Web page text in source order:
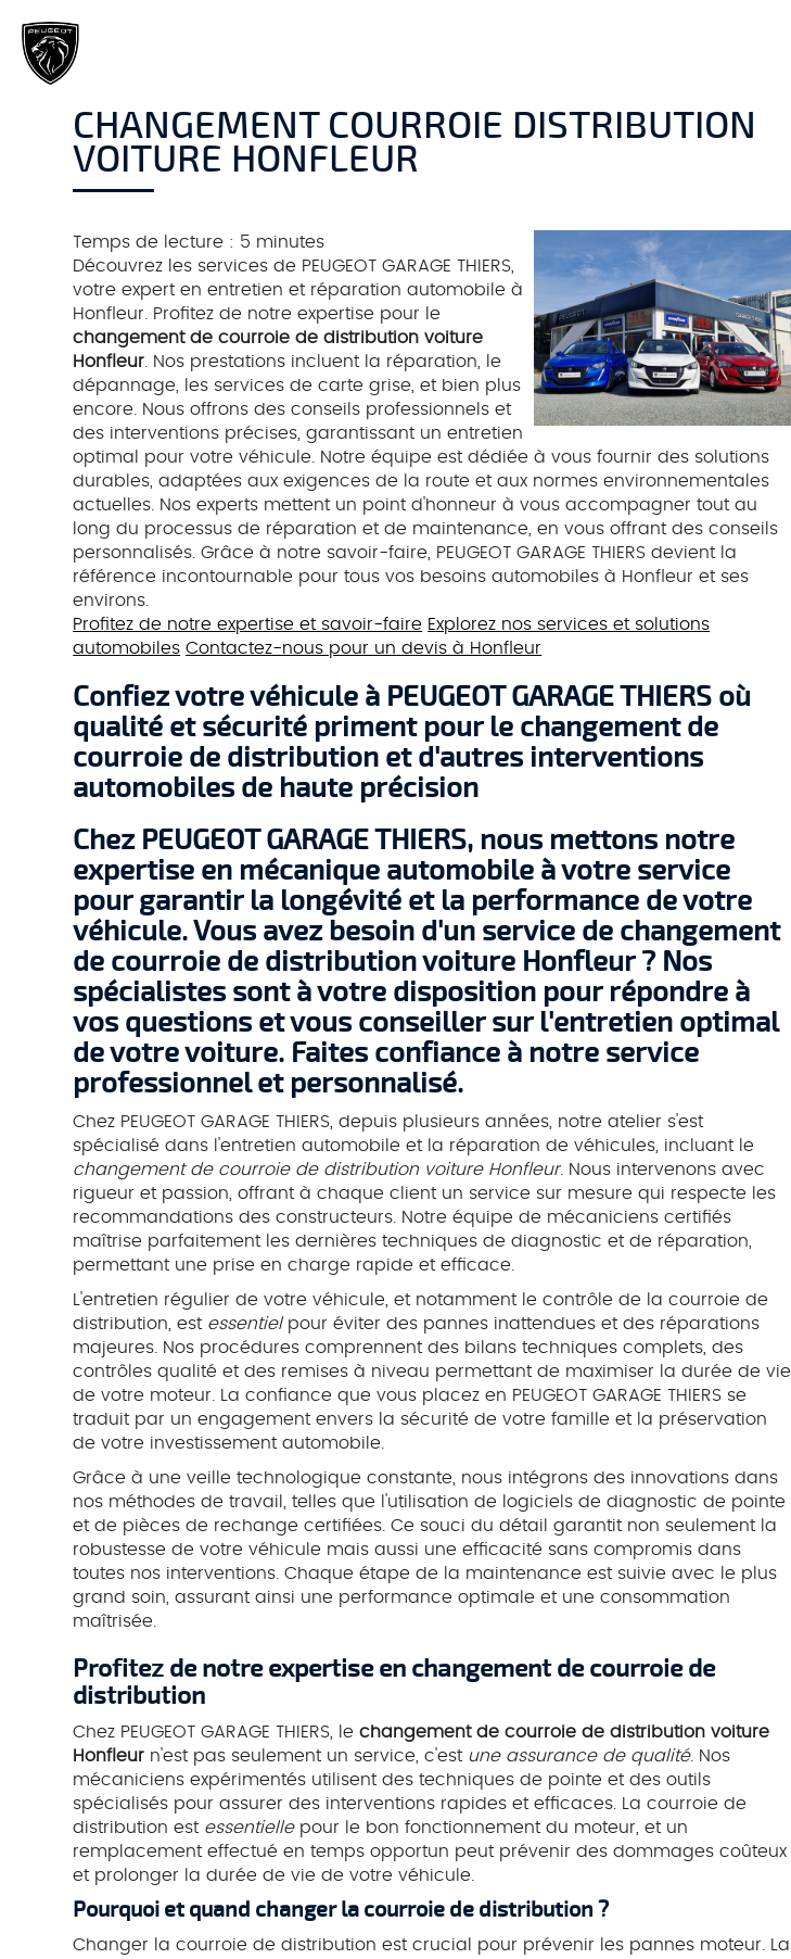
PEUGEOT
GARAGE
CHANGEMENT COURROIE DISTRIBUTION
VOITURE HONFLEUR
Temps de lecture : 5 minutes
Découvrez les services de PEUGEOT GARAGE THIERS,
votre expert en entretien et réparation automobile à
Honfleur. Profitez de notre expertise pour le
changement de courroie de distribution voiture
Honfleur . Nos prestations incluent la réparation, le
dépannage, les services de carte grise, et bien plus
encore. Nous offrons des conseils professionnels et
des interventions précises, garantissant un entretien
optimal pour votre véhicule. Notre équipe est dédiée à vous fournir des solutions
durables, adaptées aux exigences de la route et aux normes environnementales
actuelles. Nos experts mettent un point d'honneur à vous accompagner tout au
long du processus de réparation et de maintenance, en vous offrant des conseils
personnalisés. Grâce à notre savoir-faire, PEUGEOT GARAGE THIERS devient la
référence incontournable pour tous vos besoins automobiles à Honfleur et ses
environs.
Profitez de notre expertise et savoir-faire Explorez nos services et solutions
automobiles Contactez-nous pour un devis à Honfleur
Confiez votre véhicule à PEUGEOT GARAGE THIERS où
qualité et sécurité priment pour le changement de
courroie de distribution et d'autres interventions
automobiles de haute précision
Chez PEUGEOT GARAGE THIERS, nous mettons notre
expertise en mécanique automobile à votre service
pour garantir la longévité et la performance de votre
véhicule. Vous avez besoin d'un service de changement
de courroie de distribution voiture Honfleur ? Nos
spécialistes sont à votre disposition pour répondre à
vos questions et vous conseiller sur l'entretien optimal
de votre voiture. Faites confiance à notre service
professionnel et personnalisé.
Chez PEUGEOT GARAGE THIERS, depuis plusieurs années, notre atelier s'est
spécialisé dans l'entretien automobile et la réparation de véhicules, incluant le
changement de courroie de distribution voiture Honfleur. Nous intervenons avec
rigueur et passion, offrant à chaque client un service sur mesure qui respecte les
recommandations des constructeurs. Notre équipe de mécaniciens certifiés
maîtrise parfaitement les dernières techniques de diagnostic et de réparation,
permettant une prise en charge rapide et efficace.
L'entretien régulier de votre véhicule, et notamment le contrôle de la courroie de
distribution, est essentielpour éviter des pannes inattendues et des réparations
majeures. Nos procédures comprennent des bilans techniques complets, des
contrôles qualité et des remises à niveau permettant de maximiser la durée de vie
de votre moteur. La confiance que vous placez en PEUGEOT GARAGE THIERS se
traduit par un engagement envers la sécurité de votre famille et la préservation
de votre investissement automobile.
Grâce à une veille technologique constante, nous intégrons des innovations dans
nos méthodes de travail, telles que l'utilisation de logiciels de diagnostic de pointe
et de pièces de rechange certifiées. Ce souci du détail garantit non seulement la
robustesse de votre véhicule mais aussi une efficacité sans compromis dans
toutes nos interventions. Chaque étape de la maintenance est suivie avec le plus
grand soin, assurant ainsi une performance optimale et une consommation
maîtrisée.
Profitez de notre expertise en changement de courroie de
distribution
Chez PEUGEOT GARAGE THIERS, lechangement de courroie de distribution voiture
Honfleur n'est pas seulement un service, c'est une assurance de qualité. Nos
mécaniciens expérimentés utilisent des techniques de pointe et des outils
spécialisés pour assurer des interventions rapides et efficaces. La courroie de
distribution est essentiellepour le bon fonctionnement du moteur, et un
remplacement effectué en temps opportun peut prévenir des dommages coûteux
et prolonger la durée de vie de votre véhicule.
Pourquoi et quand changer la courroie de distribution ?
Changer la courroie de distribution est crucial pour prévenir les pannes moteur. La